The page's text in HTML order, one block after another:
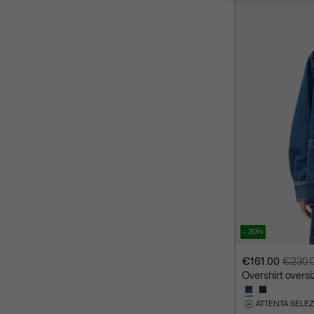
- 30%
€161.00
Prezzo
dopo
lo
sconto:
Prezzo
originale
prima
dello
Overshirt
ATTENTA